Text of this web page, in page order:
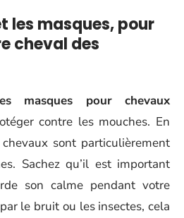
les masques, pour
cheval des
masques pour chevaux
contre les mouches. En
sont particulièrement
Sachez qu’il est important
son calme pendant votre
le bruit ou les insectes, cela